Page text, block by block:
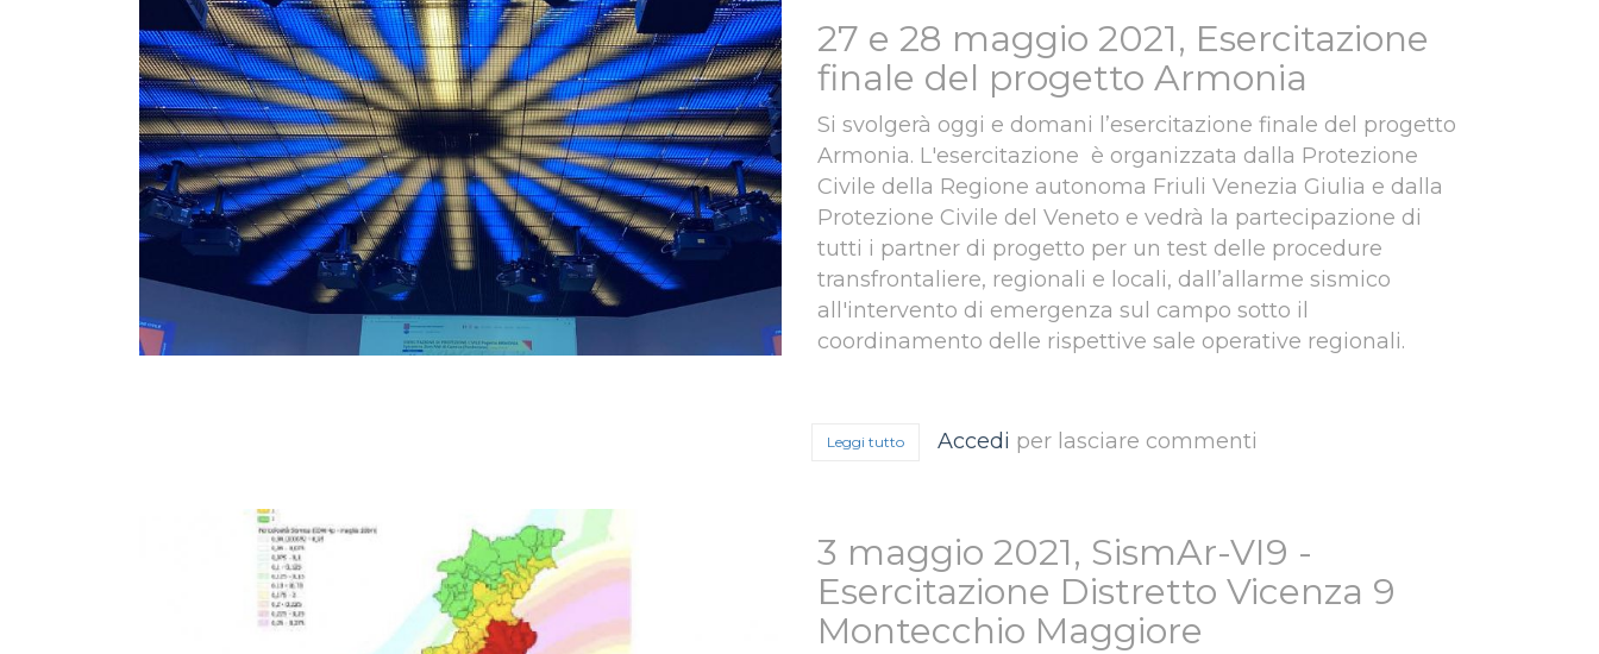
27 e 28 maggio 2021, Esercitazione
finale del progetto Armonia
Si svolgerà oggi e domani l’esercitazione finale del progetto
Armonia. L'esercitazione è organizzata dalla Protezione
Civile della Regione autonoma Friuli Venezia Giulia e dalla
Protezione Civile del Veneto e vedrà la partecipazione di
tutti i partner di progetto per un test delle procedure
transfrontaliere, regionali e locali, dall’allarme sismico
all'intervento di emergenza sul campo sotto il
coordinamento delle rispettive sale operative regionali.
Leggi tutto su 27 e 28 maggio 2021, Esercitazione finale del progetto Armonia
Accedi per lasciare commenti
3 maggio 2021, SismAr-VI9 -
Esercitazione Distretto Vicenza 9
Montecchio Maggiore